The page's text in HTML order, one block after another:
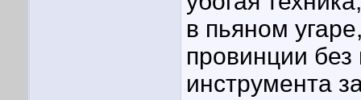
в пьяном
провинции без
инструмента